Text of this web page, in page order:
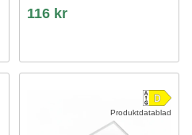
116 kr
Produktdatablad